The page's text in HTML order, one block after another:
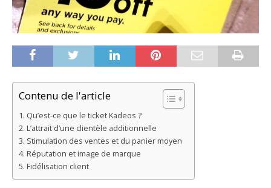
Contenu de l'article
Qu’est-ce que le ticket Kadeos ?
L’attrait d’une clientèle additionnelle
Stimulation des ventes et du panier moyen
Réputation et image de marque
Fidélisation client